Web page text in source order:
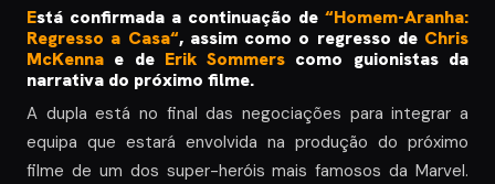
Está confirmada a continuação de “Homem-Aranha:
Regresso a Casa“, assim como o regresso de Chris
McKenna e de Erik Sommers como guionistas da
narrativa do próximo filme.
A dupla está no final das negociações para integrar a
equipa que estará envolvida na produção do próximo
filme de um dos super-heróis mais famosos da Marvel.